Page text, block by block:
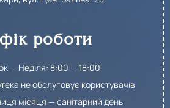
роботи
— Неділя: 8:00 — 18:00
не обслуговує користувачів
місяця — санітарний день